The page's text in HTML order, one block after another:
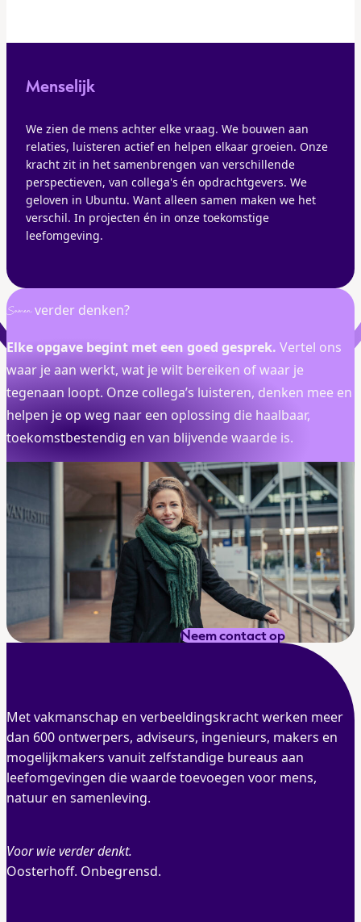
Menselijk
We zien de mens achter elke vraag. We bouwen aan
relaties, luisteren actief en helpen elkaar groeien. Onze
kracht zit in het samenbrengen van verschillende
perspectieven, van collega's én opdrachtgevers. We
geloven in Ubuntu. Want alleen samen maken we het
verschil. In projecten én in onze toekomstige
leefomgeving.
Samenverder denken?
Elke opgave begint met een goed gesprek. Vertel ons
waar je aan werkt, wat je wilt bereiken of waar je
tegenaan loopt. Onze collega’s luisteren, denken mee en
helpen je op weg naar een oplossing die haalbaar,
toekomstbestendig en van blijvende waarde is.
Neem contact op
Met vakmanschap en verbeeldingskracht werken meer
dan 600 ontwerpers, adviseurs, ingenieurs, makers en
mogelijkmakers vanuit zelfstandige bureaus aan
leefomgevingen die waarde toevoegen voor mens,
natuur en samenleving.
Voor wie verder denkt.
Oosterhoff. Onbegrensd.